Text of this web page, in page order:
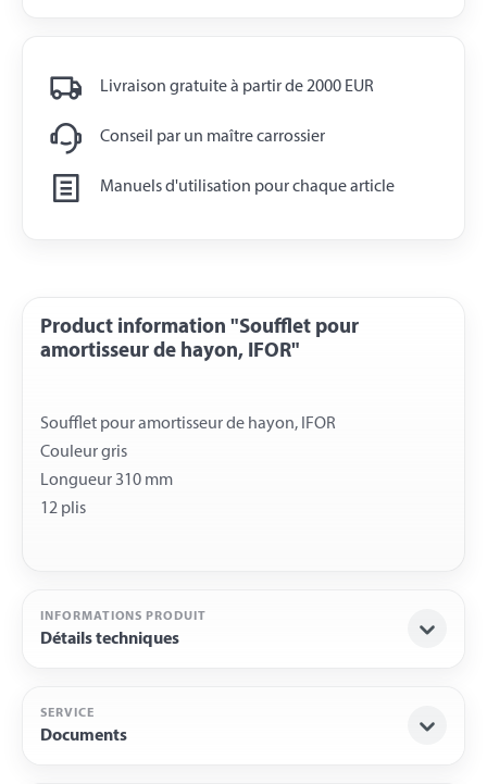
Livraison gratuite à partir de 2000 EUR
Conseil par un maître carrossier
Manuels d'utilisation pour chaque article
Product information "Soufflet pour
amortisseur de hayon, IFOR"
Soufflet pour amortisseur de hayon, IFOR
Couleur gris
Longueur 310 mm
INFORMATIONS PRODUIT
Détails techniques
SERVICE
Documents